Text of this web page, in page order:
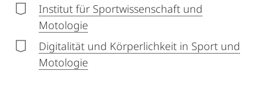
Institut für Sportwissenschaft und
Motologie
Digitalität und Körperlichkeit in Sport und
Motologie